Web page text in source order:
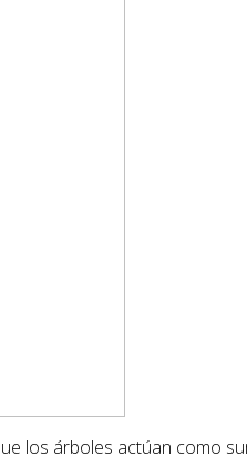
los árboles actúan como